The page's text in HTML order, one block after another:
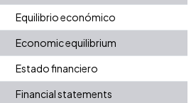
Equilibrio económico
Economic equilibrium
Estado financiero
Financial statements